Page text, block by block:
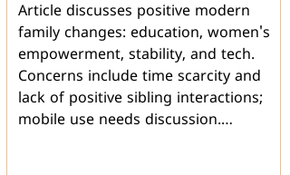
Article discusses positive modern
family changes: education, women's
empowerment, stability, and tech.
Concerns include time scarcity and
lack of positive sibling interactions;
mobile use needs discussion.